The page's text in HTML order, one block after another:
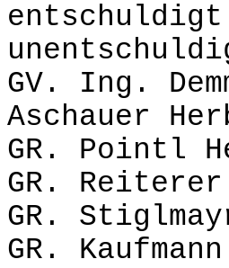
GV. Ing.
Aschauer
GR. Pointl
GR.
GR.
GR.